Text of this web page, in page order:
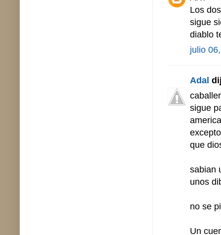
Los
sigue
diablo
julio
Adal
sigue
que
sabian
unos
no se
Un